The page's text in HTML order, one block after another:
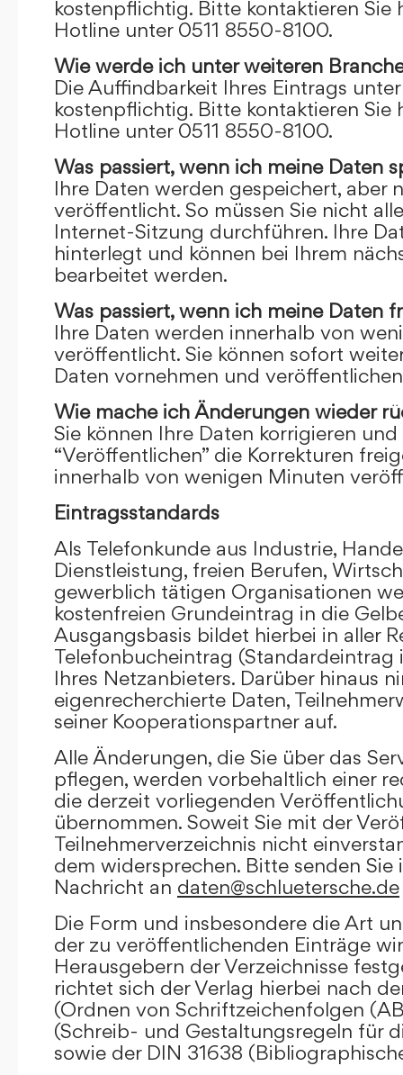
kostenpflichtig. Bitte kontaktieren Sie
Hotline unter 0511 8550-8100.
Wie werde ich unter weiteren
Die Auffindbarkeit Ihres Eintrags
kostenpflichtig. Bitte kontaktieren Sie
Hotline unter 0511 8550-8100.
Was passiert, wenn ich meine Daten
Ihre Daten werden gespeichert, aber
veröffentlicht. So müssen Sie nicht
Internet-Sitzung durchführen. Ihre
hinterlegt und können bei Ihrem
bearbeitet werden.
Was passiert, wenn ich meine Daten
Ihre Daten werden innerhalb von
veröffentlicht. Sie können sofort
Daten vornehmen und
Wie mache ich Änderungen wieder
Sie können Ihre Daten korrigieren
“Veröffentlichen” die Korrekturen
innerhalb von wenigen Minuten
Eintragsstandards
Als Telefonkunde aus Industrie,
Dienstleistung, freien Berufen,
gewerblich tätigen Organisationen
kostenfreien Grundeintrag in die
Ausgangsbasis bildet hierbei in aller
Telefonbucheintrag (Standardeintrag
Ihres Netzanbieters. Darüber hinaus
eigenrecherchierte Daten,
seiner Kooperationspartner auf.
Alle Änderungen, die Sie über das
pflegen, werden vorbehaltlich einer
die derzeit vorliegenden
übernommen. Soweit Sie mit der
Teilnehmerverzeichnis nicht
dem widersprechen. Bitte senden Sie
Nachricht an daten@schluetersche.de
Die Form und insbesondere die Art
der zu veröffentlichenden Einträge
Herausgebern der Verzeichnisse
richtet sich der Verlag hierbei nach
(Ordnen von Schriftzeichenfolgen
(Schreib- und Gestaltungsregeln für
sowie der DIN 31638